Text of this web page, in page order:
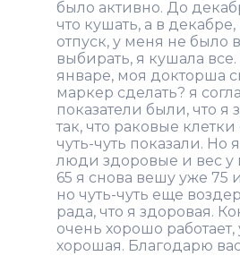
было активно. До
что кушать, а в
отпуск, у меня не было
выбирать, я кушала
январе, моя докторша
маркер сделать? я
показатели были, что я
так, что раковые
чуть-чуть показали. Но
люди здоровые и вес у
65 я снова вешу уже 75
но чуть-чуть еще
рада, что я здоровая.
очень хорошо
хорошая. Благодарю